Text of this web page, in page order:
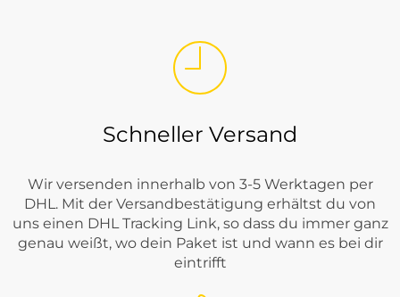
Schneller Versand
Wir versenden innerhalb von 3-5 Werktagen per
DHL. Mit der Versandbestätigung erhältst du von
uns einen DHL Tracking Link, so dass du immer ganz
genau weißt, wo dein Paket ist und wann es bei dir
eintrifft